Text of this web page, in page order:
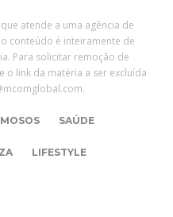
atende a uma agência de
conteúdo é inteiramente de
Para solicitar remoção de
o link da matéria a ser excluída
SAÚDE
LIFESTYLE